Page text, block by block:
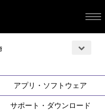
アプリ・ソフトウェア
サポート・ダウンロード